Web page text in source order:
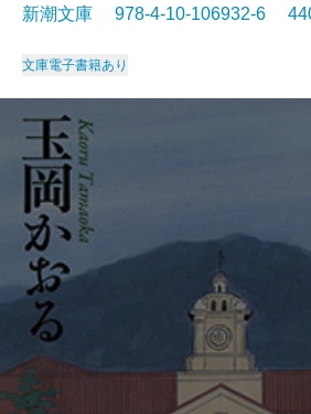
新潮文庫 978-4-10-106932-6
文庫電子書籍あり